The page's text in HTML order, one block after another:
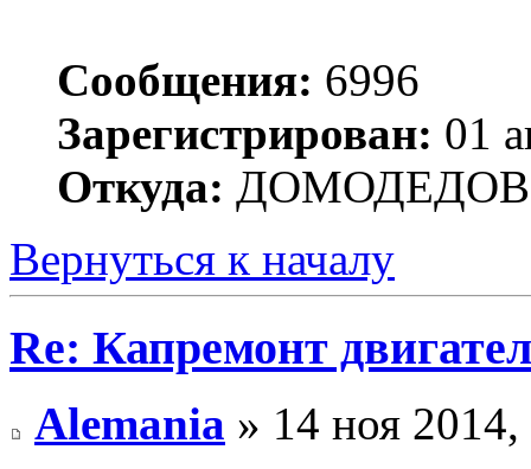
Сообщения: 6996
Зарегистрирован: 01
Откуда:
Вернуться к началу
Re: Капремонт
Alemania » 14 ноя